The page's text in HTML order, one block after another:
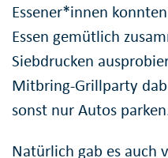
Essener*innen
Essen gemütlich
Siebdrucken
Mitbring-Grillparty
sonst nur Autos
Natürlich gab es auch